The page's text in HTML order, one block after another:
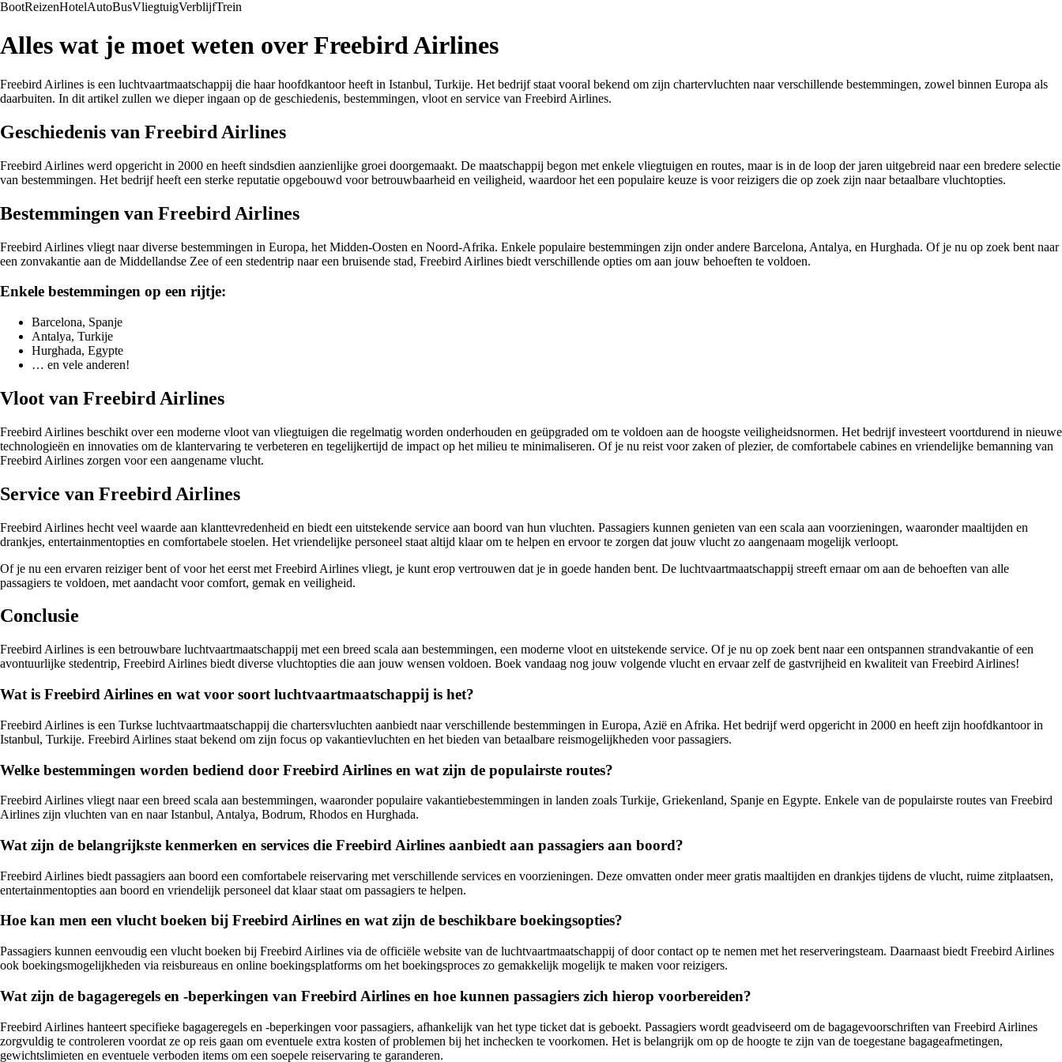
BootReizenHotelAutoBusVliegtuigVerblijfTrein
Alles wat je moet weten over Freebird Airlines
Freebird Airlines is een luchtvaartmaatschappij die haar hoofdkantoor heeft in Istanbul, Turkije. Het bedrijf staat vooral bekend om zijn chartervluchten naar verschillende bestemmingen, zowel binnen Europa als
daarbuiten. In dit artikel zullen we dieper ingaan op de geschiedenis, bestemmingen, vloot en service van Freebird Airlines.
Geschiedenis van Freebird Airlines
Freebird Airlines werd opgericht in 2000 en heeft sindsdien aanzienlijke groei doorgemaakt. De maatschappij begon met enkele vliegtuigen en routes, maar is in de loop der jaren uitgebreid naar een bredere selectie
van bestemmingen. Het bedrijf heeft een sterke reputatie opgebouwd voor betrouwbaarheid en veiligheid, waardoor het een populaire keuze is voor reizigers die op zoek zijn naar betaalbare vluchtopties.
Bestemmingen van Freebird Airlines
Freebird Airlines vliegt naar diverse bestemmingen in Europa, het Midden-Oosten en Noord-Afrika. Enkele populaire bestemmingen zijn onder andere Barcelona, Antalya, en Hurghada. Of je nu op zoek bent naar
een zonvakantie aan de Middellandse Zee of een stedentrip naar een bruisende stad, Freebird Airlines biedt verschillende opties om aan jouw behoeften te voldoen.
Enkele bestemmingen op een rijtje:
Barcelona, Spanje
Antalya, Turkije
Hurghada, Egypte
… en vele anderen!
Vloot van Freebird Airlines
Freebird Airlines beschikt over een moderne vloot van vliegtuigen die regelmatig worden onderhouden en geüpgraded om te voldoen aan de hoogste veiligheidsnormen. Het bedrijf investeert voortdurend in nieuwe
technologieën en innovaties om de klantervaring te verbeteren en tegelijkertijd de impact op het milieu te minimaliseren. Of je nu reist voor zaken of plezier, de comfortabele cabines en vriendelijke bemanning van
Freebird Airlines zorgen voor een aangename vlucht.
Service van Freebird Airlines
Freebird Airlines hecht veel waarde aan klanttevredenheid en biedt een uitstekende service aan boord van hun vluchten. Passagiers kunnen genieten van een scala aan voorzieningen, waaronder maaltijden en
drankjes, entertainmentopties en comfortabele stoelen. Het vriendelijke personeel staat altijd klaar om te helpen en ervoor te zorgen dat jouw vlucht zo aangenaam mogelijk verloopt.
Of je nu een ervaren reiziger bent of voor het eerst met Freebird Airlines vliegt, je kunt erop vertrouwen dat je in goede handen bent. De luchtvaartmaatschappij streeft ernaar om aan de behoeften van alle
passagiers te voldoen, met aandacht voor comfort, gemak en veiligheid.
Conclusie
Freebird Airlines is een betrouwbare luchtvaartmaatschappij met een breed scala aan bestemmingen, een moderne vloot en uitstekende service. Of je nu op zoek bent naar een ontspannen strandvakantie of een
avontuurlijke stedentrip, Freebird Airlines biedt diverse vluchtopties die aan jouw wensen voldoen. Boek vandaag nog jouw volgende vlucht en ervaar zelf de gastvrijheid en kwaliteit van Freebird Airlines!
Wat is Freebird Airlines en wat voor soort luchtvaartmaatschappij is het?
Freebird Airlines is een Turkse luchtvaartmaatschappij die chartersvluchten aanbiedt naar verschillende bestemmingen in Europa, Azië en Afrika. Het bedrijf werd opgericht in 2000 en heeft zijn hoofdkantoor in
Istanbul, Turkije. Freebird Airlines staat bekend om zijn focus op vakantievluchten en het bieden van betaalbare reismogelijkheden voor passagiers.
Welke bestemmingen worden bediend door Freebird Airlines en wat zijn de populairste routes?
Freebird Airlines vliegt naar een breed scala aan bestemmingen, waaronder populaire vakantiebestemmingen in landen zoals Turkije, Griekenland, Spanje en Egypte. Enkele van de populairste routes van Freebird
Airlines zijn vluchten van en naar Istanbul, Antalya, Bodrum, Rhodos en Hurghada.
Wat zijn de belangrijkste kenmerken en services die Freebird Airlines aanbiedt aan passagiers aan boord?
Freebird Airlines biedt passagiers aan boord een comfortabele reiservaring met verschillende services en voorzieningen. Deze omvatten onder meer gratis maaltijden en drankjes tijdens de vlucht, ruime zitplaatsen,
entertainmentopties aan boord en vriendelijk personeel dat klaar staat om passagiers te helpen.
Hoe kan men een vlucht boeken bij Freebird Airlines en wat zijn de beschikbare boekingsopties?
Passagiers kunnen eenvoudig een vlucht boeken bij Freebird Airlines via de officiële website van de luchtvaartmaatschappij of door contact op te nemen met het reserveringsteam. Daarnaast biedt Freebird Airlines
ook boekingsmogelijkheden via reisbureaus en online boekingsplatforms om het boekingsproces zo gemakkelijk mogelijk te maken voor reizigers.
Wat zijn de bagageregels en -beperkingen van Freebird Airlines en hoe kunnen passagiers zich hierop voorbereiden?
Freebird Airlines hanteert specifieke bagageregels en -beperkingen voor passagiers, afhankelijk van het type ticket dat is geboekt. Passagiers wordt geadviseerd om de bagagevoorschriften van Freebird Airlines
zorgvuldig te controleren voordat ze op reis gaan om eventuele extra kosten of problemen bij het inchecken te voorkomen. Het is belangrijk om op de hoogte te zijn van de toegestane bagageafmetingen,
gewichtslimieten en eventuele verboden items om een soepele reiservaring te garanderen.